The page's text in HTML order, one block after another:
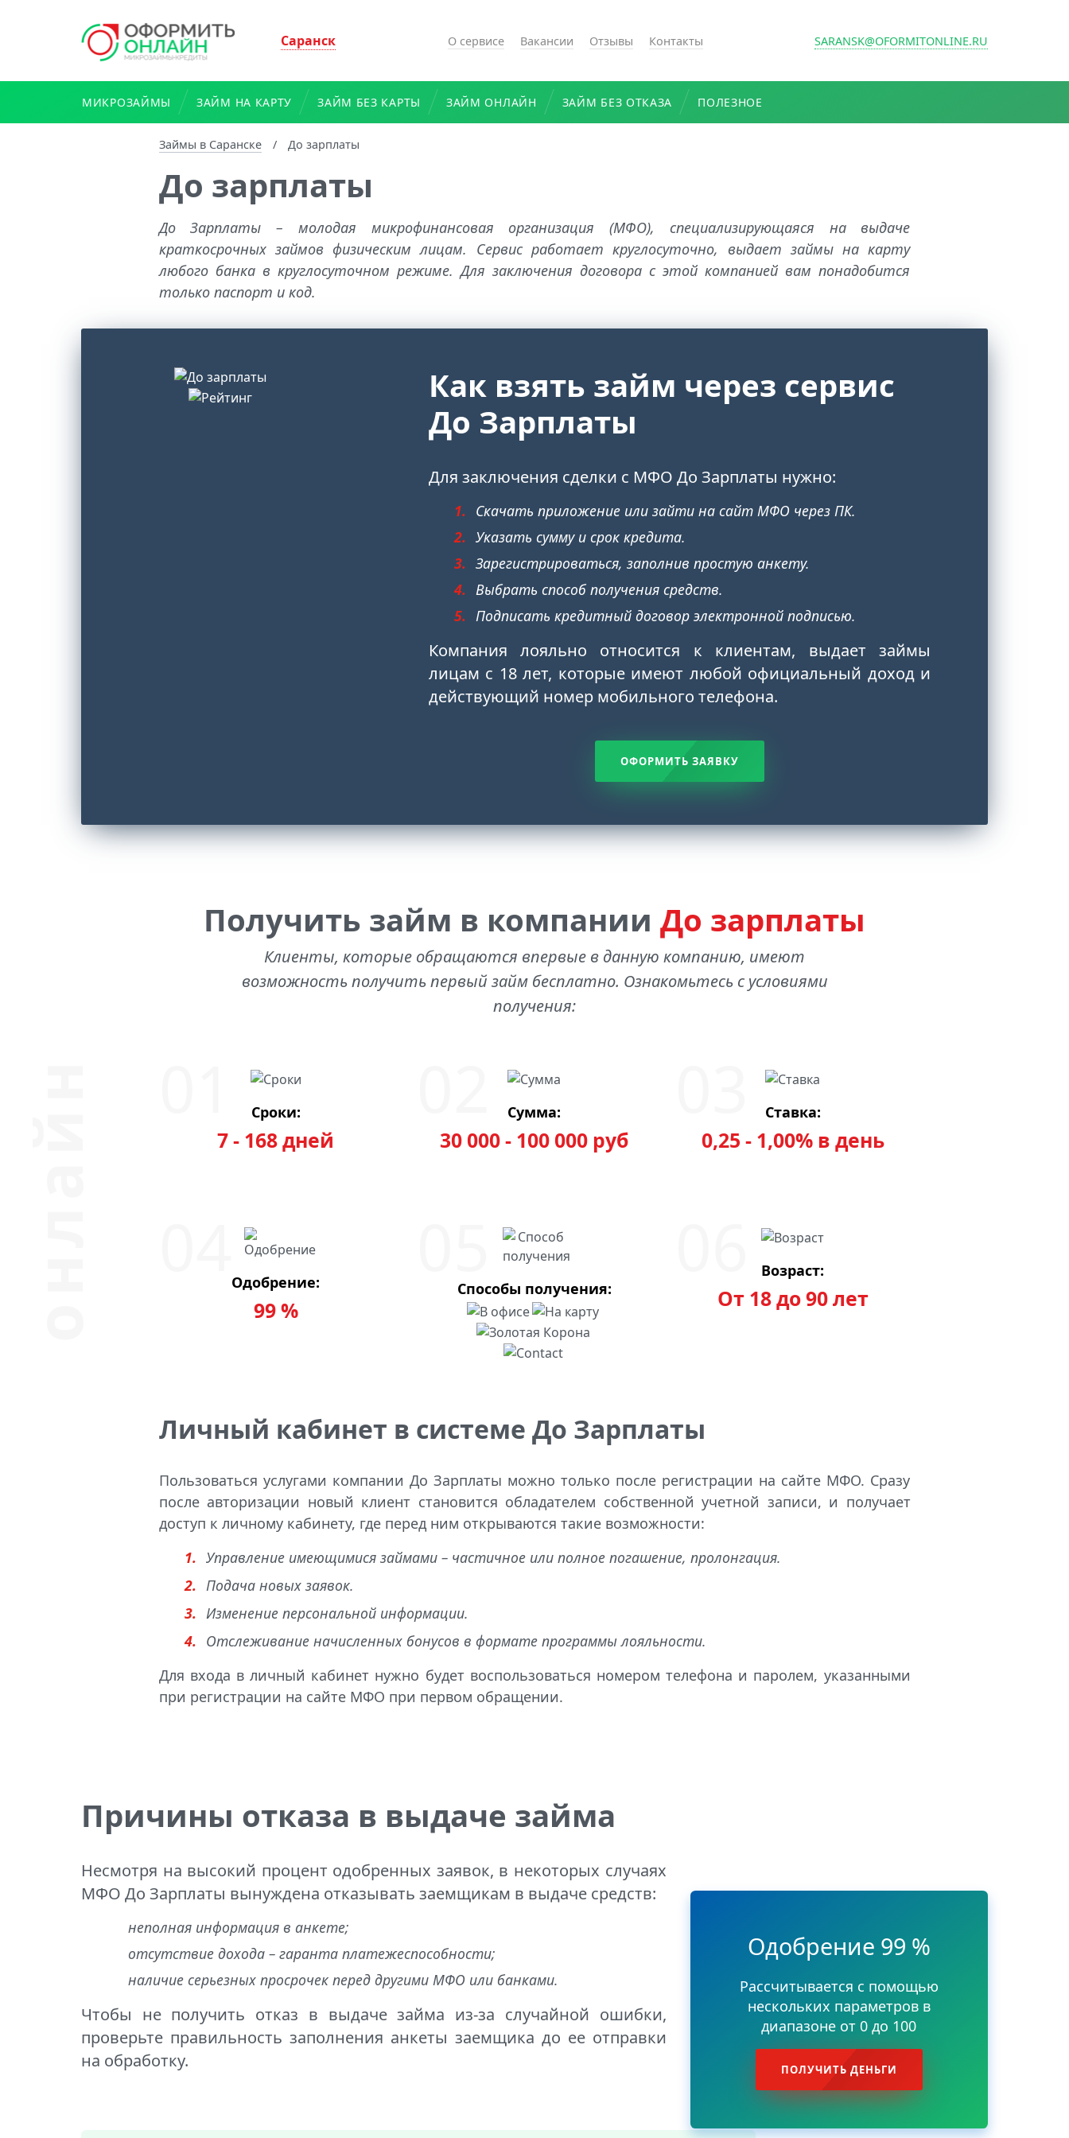
Саранск О сервисе Вакансии Отзывы Контакты SARANSK@OFORMITONLINE.RU
МИКРОЗАЙМЫ ЗАЙМ НА КАРТУ ЗАЙМ БЕЗ КАРТЫ ЗАЙМ ОНЛАЙН ЗАЙМ БЕЗ ОТКАЗА ПОЛЕЗНОЕ
Займы в Саранске / До зарплаты
До зарплаты
До Зарплаты – молодая микрофинансовая организация (МФО), специализирующаяся на выдаче
краткосрочных займов физическим лицам. Сервис работает круглосуточно, выдает займы на карту
любого банка в круглосуточном режиме. Для заключения договора с этой компанией вам понадобится
только паспорт и код.
Как взять займ через сервис
До Зарплаты
Для заключения сделки с МФО До Зарплаты нужно:
Скачать приложение или зайти на сайт МФО через ПК.
Указать сумму и срок кредита.
Зарегистрироваться, заполнив простую анкету.
Выбрать способ получения средств.
Подписать кредитный договор электронной подписью.
Компания лояльно относится к клиентам, выдает займы
лицам с 18 лет, которые имеют любой официальный доход и
действующий номер мобильного телефона.
ОФОРМИТЬ ЗАЯВКУ
Получить займ в компании До зарплаты
Клиенты, которые обращаются впервые в данную компанию, имеют
возможность получить первый займ бесплатно. Ознакомьтесь с условиями
получения:
Сроки:
7 - 168 дней
Сумма:
30 000 - 100 000 руб
Ставка:
0,25 - 1,00% в день
Одобрение:
99 %
Способы получения:
Возраст:
От 18 до 90 лет
Личный кабинет в системе До Зарплаты
Пользоваться услугами компании До Зарплаты можно только после регистрации на сайте МФО. Сразу
после авторизации новый клиент становится обладателем собственной учетной записи, и получает
доступ к личному кабинету, где перед ним открываются такие возможности:
Управление имеющимися займами – частичное или полное погашение, пролонгация.
Подача новых заявок.
Изменение персональной информации.
Отслеживание начисленных бонусов в формате программы лояльности.
Для входа в личный кабинет нужно будет воспользоваться номером телефона и паролем, указанными
при регистрации на сайте МФО при первом обращении.
Причины отказа в выдаче займа
Несмотря на высокий процент одобренных заявок, в некоторых случаях
МФО До Зарплаты вынуждена отказывать заемщикам в выдаче средств:
неполная информация в анкете;
отсутствие дохода – гаранта платежеспособности;
наличие серьезных просрочек перед другими МФО или банками.
Чтобы не получить отказ в выдаче займа из-за случайной ошибки,
проверьте правильность заполнения анкеты заемщика до ее отправки
на обработку.
Одобрение 99 %
Рассчитывается с помощью
нескольких параметров в
диапазоне от 0 до 100
ПОЛУЧИТЬ ДЕНЬГИ